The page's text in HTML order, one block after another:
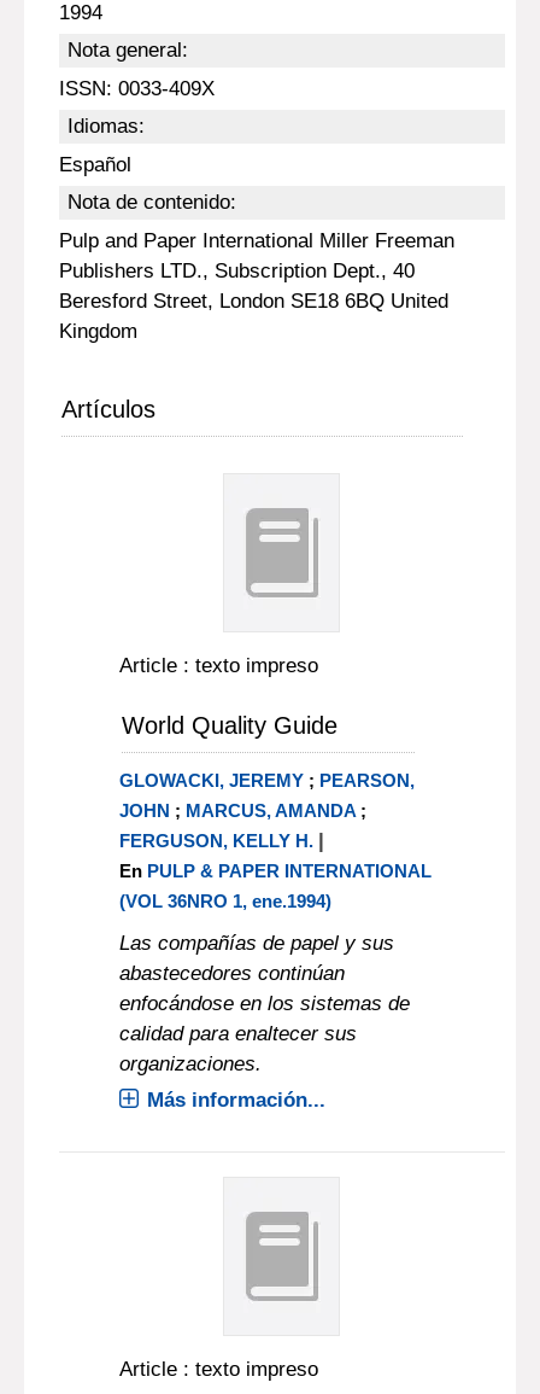
1994
Nota general:
ISSN: 0033-409X
Idiomas:
Español
Nota de contenido:
Pulp and Paper International Miller Freeman
Publishers LTD., Subscription Dept., 40
Beresford Street, London SE18 6BQ United
Kingdom
Artículos
Article : texto impreso
World Quality Guide
GLOWACKI, JEREMY; PEARSON,
JOHN ; MARCUS, AMANDA;
FERGUSON, KELLY H. |
En PULP & PAPER INTERNATIONAL
(VOL 36NRO 1, ene.1994)
Las compañías de papel y sus
abastecedores continúan
enfocándose en los sistemas de
calidad para enaltecer sus
organizaciones.
Más información...
Article : texto impreso